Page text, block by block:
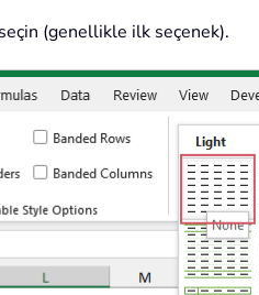
(genellikle ilk seçenek).